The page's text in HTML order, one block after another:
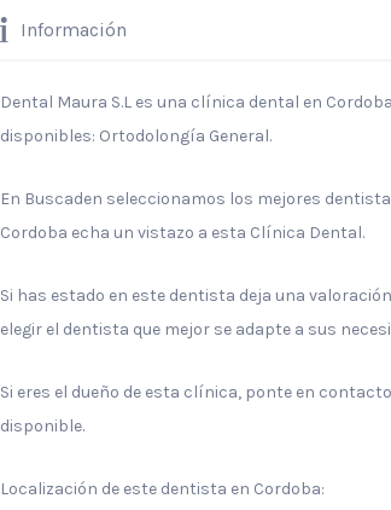
Información
Dental Maura S.L es una clínica dental en
disponibles: Ortodolongía General.
En Buscaden seleccionamos los mejores
Cordoba echa un vistazo a esta Clínica Dental.
Si has estado en este dentista deja una
elegir el dentista que mejor se adapte a sus
Si eres el dueño de esta clínica, ponte en
disponible.
Localización de este dentista en Cordoba: